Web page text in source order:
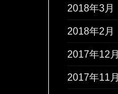
2018年3月
2018年2月
2017年12月
2017年11月